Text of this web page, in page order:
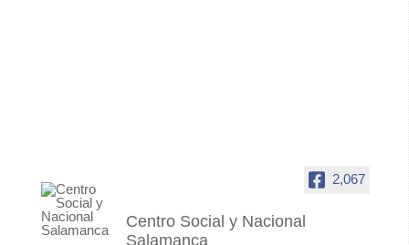
2,067
Centro Social y Nacional
Salamanca